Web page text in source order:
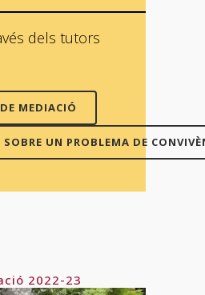
dels tutors
MEDIACIÓ
UN PROBLEMA DE
2022-23